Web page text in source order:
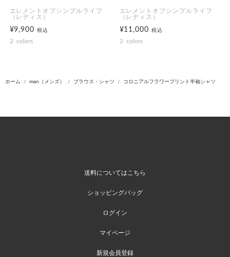
エレメントオブシンプルライフ
（レディス）
¥9,900税込
2 colors
エレメントオブシンプルライフ
（レディス）
¥11,000税込
2 colors
ホーム men（メンズ） ブラウス・シャツ コロニアルフラワープリント半袖シャツ
送料についてはこちら
ショッピングバッグ
ログイン
マイページ
新規会員登録